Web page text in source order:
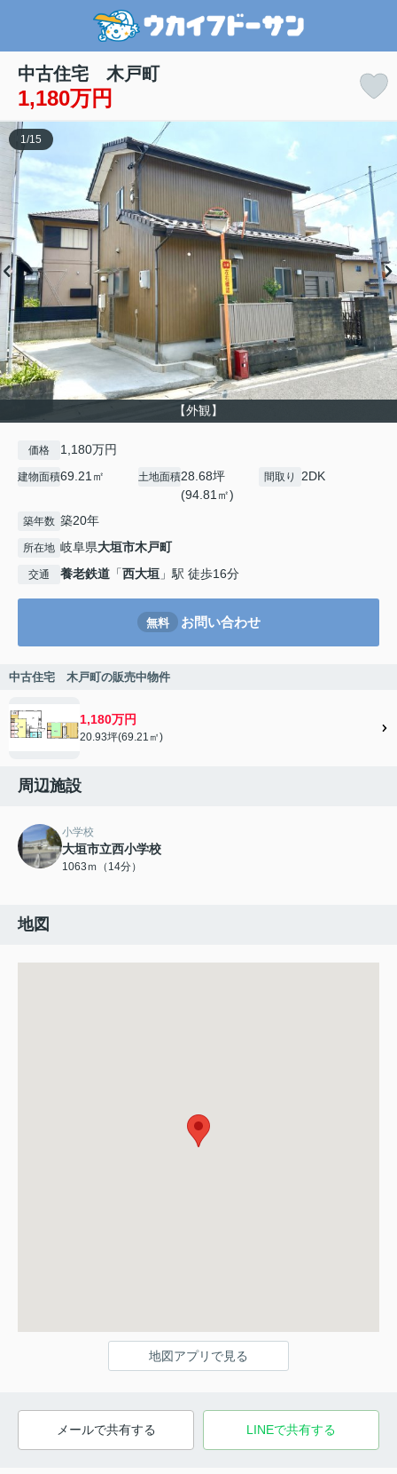
中古住宅 木戸町
1,180万円
【外観】
1/15
価格 1,180万円
建物面積69.21㎡ 土地面積28.68坪
(94.81㎡)
間取り 2DK
築年数 築20年
所在地 岐阜県大垣市木戸町
交通 養老鉄道 「西大垣 」駅 徒歩16分
無料 お問い合わせ
中古住宅 木戸町の販売中物件
1,180万円
20.93坪(69.21㎡)
周辺施設
小学校
大垣市立西小学校
1063ｍ（14分）
地図
地図アプリで見る
メールで共有する LINEで共有する